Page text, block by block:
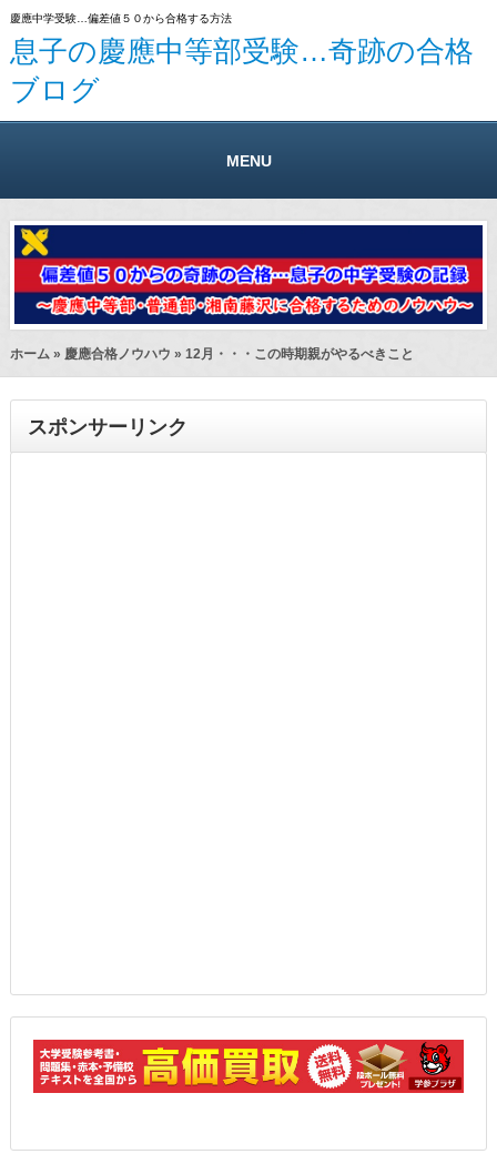
慶應中学受験…偏差値５０から合格する方法
息子の慶應中等部受験…奇跡の合格
ブログ
MENU
ホーム » 慶應合格ノウハウ » 12月・・・この時期親がやるべきこと
スポンサーリンク